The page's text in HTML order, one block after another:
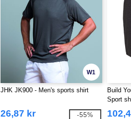
W1
JHK JK900 - Men's sports shirt
26,87 kr -55%
Build
Sport